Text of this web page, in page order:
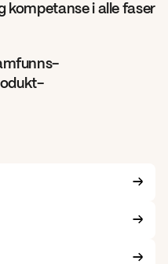
kompetanse i alle faser
→
→
→